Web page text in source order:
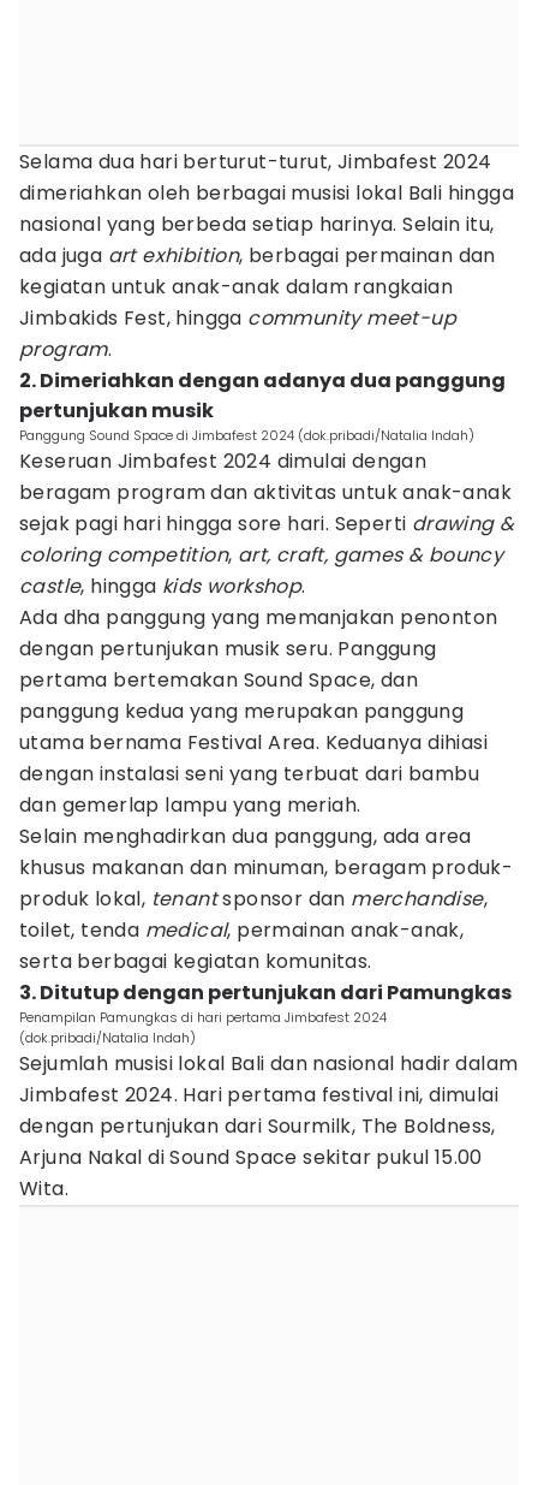
Selama dua hari berturut-turut, Jimbafest 2024
dimeriahkan oleh berbagai musisi lokal Bali hingga
nasional yang berbeda setiap harinya. Selain itu,
ada juga art exhibition, berbagai permainan dan
kegiatan untuk anak-anak dalam rangkaian
Jimbakids Fest, hingga community meet-up
program.
2. Dimeriahkan dengan adanya dua panggung
pertunjukan musik
Panggung Sound Space di Jimbafest 2024 (dok.pribadi/Natalia Indah)
Keseruan Jimbafest 2024 dimulai dengan
beragam program dan aktivitas untuk anak-anak
sejak pagi hari hingga sore hari. Seperti drawing &
coloring competition, art, craft, games & bouncy
castle, hingga kids workshop.
Ada dha panggung yang memanjakan penonton
dengan pertunjukan musik seru. Panggung
pertama bertemakan Sound Space, dan
panggung kedua yang merupakan panggung
utama bernama Festival Area. Keduanya dihiasi
dengan instalasi seni yang terbuat dari bambu
dan gemerlap lampu yang meriah.
Selain menghadirkan dua panggung, ada area
khusus makanan dan minuman, beragam produk-
produk lokal, tenantsponsor dan merchandise,
toilet, tenda medical, permainan anak-anak,
serta berbagai kegiatan komunitas.
3. Ditutup dengan pertunjukan dari Pamungkas
Penampilan Pamungkas di hari pertama Jimbafest 2024
(dok.pribadi/Natalia Indah)
Sejumlah musisi lokal Bali dan nasional hadir dalam
Jimbafest 2024. Hari pertama festival ini, dimulai
dengan pertunjukan dari Sourmilk, The Boldness,
Arjuna Nakal di Sound Space sekitar pukul 15.00
Wita.